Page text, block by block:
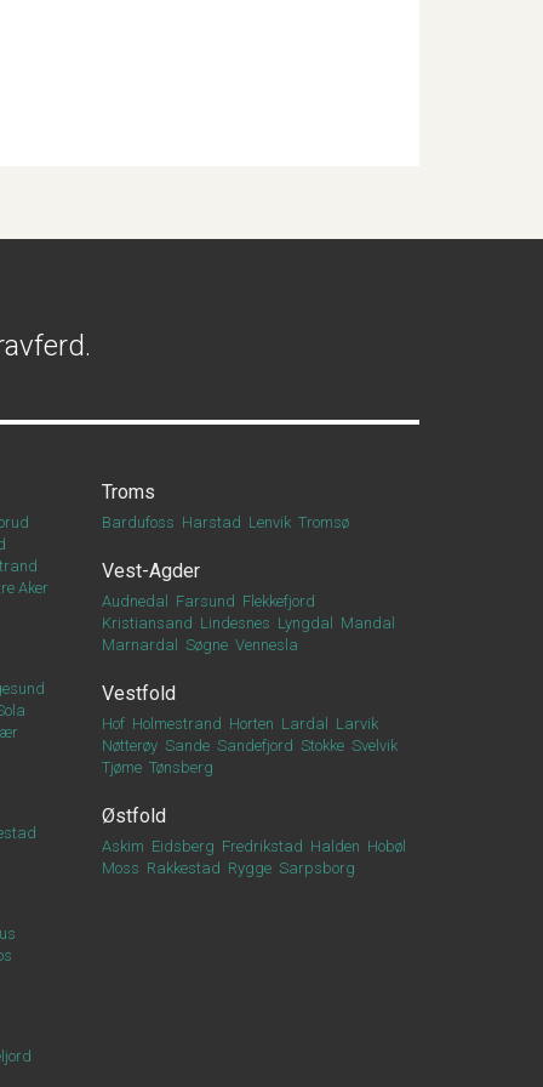
Aker
Troms
Bardufoss Harstad Lenvik Tromsø
Vest-Agder
Audnedal Farsund Flekkefjord
Kristiansand Lindesnes Lyngdal
Mandal
Marnardal
Søgne Vennesla
Vestfold
Hof Holmestrand Horten Lardal
Larvik
Nøtterøy Sande Sandefjord Stokke Svelvik
Tjøme Tønsberg
Østfold
Askim Eidsberg Fredrikstad Halden Hobøl
Moss Rakkestad Rygge Sarpsborg